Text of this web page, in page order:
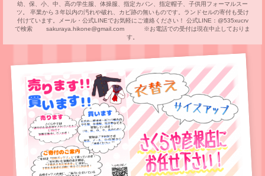
幼、保、小、中、高の学生服、体操服、指定カバン、指定帽子、子供用フォーマルスー
ツ。 卒業から３年以内の汚れや破れ、カビ跡の無いものです。ランドセルの寄付も受け
付けています。メール・公式LINEでお気軽にご連絡ください！ 公式LINE：@535xucrv
で検索 sakuraya.hikone@gmail.com ※お電話での受付は現在中止しておりま
す。